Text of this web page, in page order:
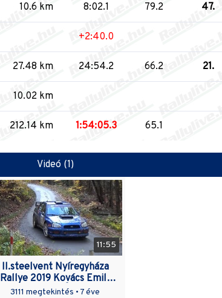
10.6 km 8:02.1 79.2 47.
+2:40.0
27.48 km 24:54.2 66.2 21.
10.02 km
212.14 km 1:54:05.3 65.1
Videó (1)
11:55
II.steelvent Nyíregyháza
Rallye 2019 Kovács Emil-
Balatoni Ádám
3111 megtekintés • 7 éve